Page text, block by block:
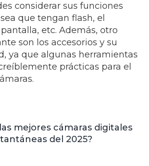
considerar sus funciones
que tengan flash, el
etc. Además, otro
son los accesorios y su
ya que algunas herramientas
prácticas para el
mejores cámaras digitales
del 2025?